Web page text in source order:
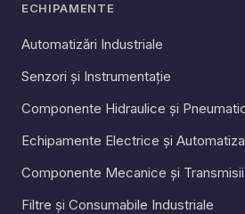
ECHIPAMENTE
Automatizări Industriale
Senzori și Instrumentație
Componente Hidraulice și
Echipamente Electrice și
Componente Mecanice și Transmisii
Filtre și Consumabile Industriale